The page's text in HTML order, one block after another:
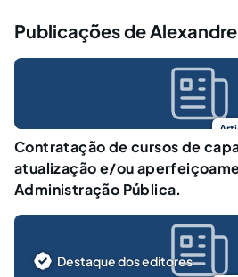
Publicações de
Contratação de cursos de
atualização e/ou
Administração Pública.
Destaque dos editores